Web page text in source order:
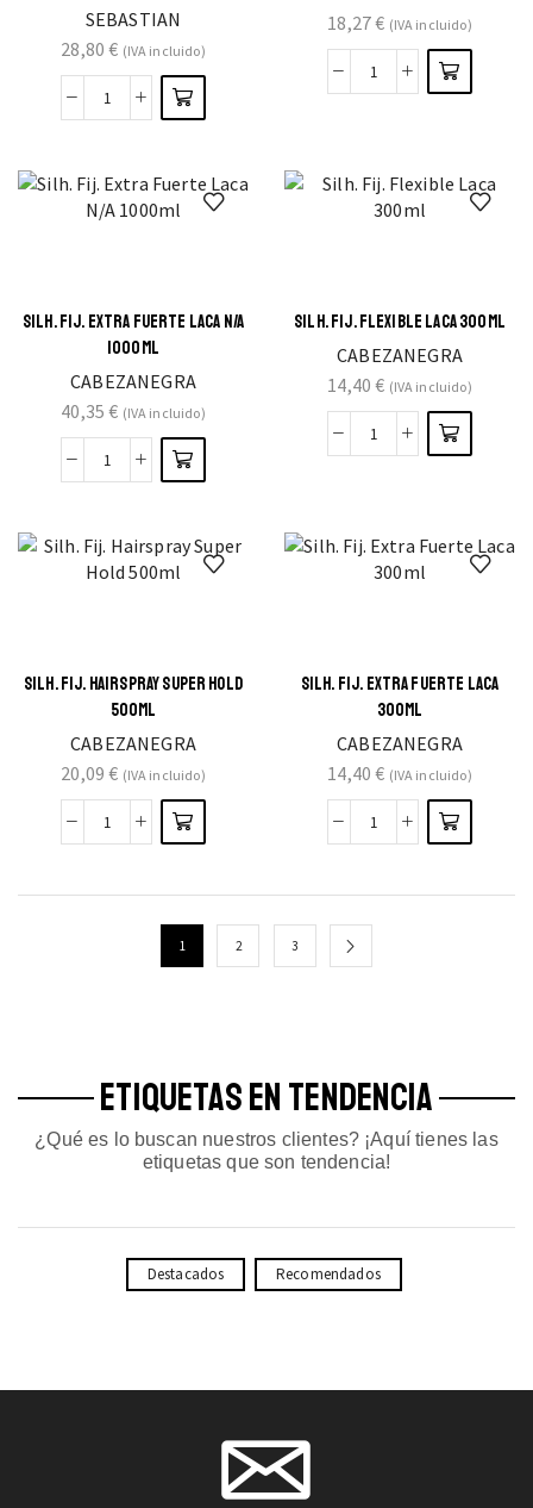
SEBASTIAN
28,80€ (IVA incluido)
18,27€ (IVA incluido)
SILH. FIJ. EXTRA FUERTE LACA N/A
1000ML
CABEZANEGRA
40,35€ (IVA incluido)
SILH. FIJ. FLEXIBLE LACA 300ML
CABEZANEGRA
14,40€ (IVA incluido)
SILH. FIJ. HAIRSPRAY SUPER HOLD
500ML
CABEZANEGRA
20,09€ (IVA incluido)
SILH. FIJ. EXTRA FUERTE LACA
300ML
CABEZANEGRA
14,40€ (IVA incluido)
1 2 3
ETIQUETAS EN TENDENCIA
¿Qué es lo buscan nuestros clientes? ¡Aquí tienes las
etiquetas que son tendencia!
Destacados Recomendados